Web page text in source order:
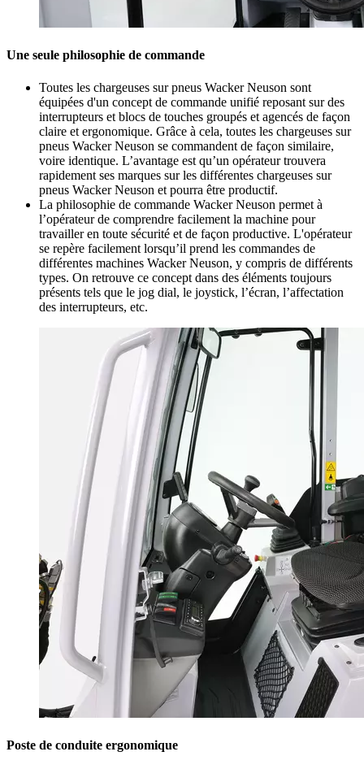
Une seule philosophie de commande
Toutes les chargeuses sur pneus Wacker Neuson sont
équipées d'un concept de commande unifié reposant sur des
interrupteurs et blocs de touches groupés et agencés de façon
claire et ergonomique. Grâce à cela, toutes les chargeuses sur
pneus Wacker Neuson se commandent de façon similaire,
voire identique. L’avantage est qu’un opérateur trouvera
rapidement ses marques sur les différentes chargeuses sur
pneus Wacker Neuson et pourra être productif.
La philosophie de commande Wacker Neuson permet à
l’opérateur de comprendre facilement la machine pour
travailler en toute sécurité et de façon productive. L'opérateur
se repère facilement lorsqu’il prend les commandes de
différentes machines Wacker Neuson, y compris de différents
types. On retrouve ce concept dans des éléments toujours
présents tels que le jog dial, le joystick, l’écran, l’affectation
des interrupteurs, etc.
Poste de conduite ergonomique